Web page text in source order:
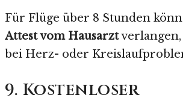
Für Flüge über 8 Stunden
Attest vom Hausarztverlangen,
bei Herz- oder
9. Kostenloser